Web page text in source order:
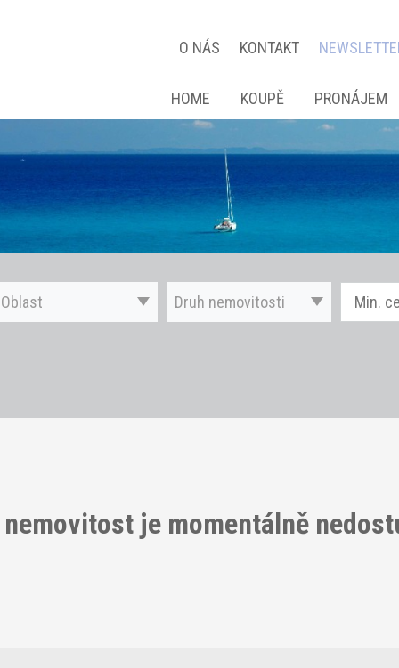
O NÁS KONTAKT
HOME KOUPĚ PRONÁJEM
Oblast Druh nemovitosti
nemovitost je momentálně